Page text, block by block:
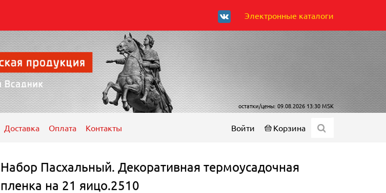
Электронные каталоги
остатки/цены: 09.08.2026 13:30 MSK
Войти Корзина
Доставка Оплата Контакты
Набор Пасхальный. Декоративная термоусадочная
пленка на 21 яицо.2510